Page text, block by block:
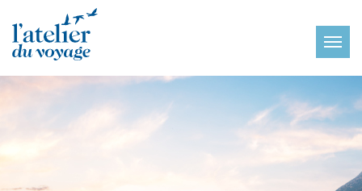
Panneau de gestion des cookies